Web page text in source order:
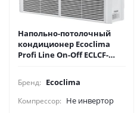
Напольно-потолочный
кондиционер Ecoclima
Profi Line On-Off ECLCF-
Бренд: Ecoclima
Компрессор: Не инвертор